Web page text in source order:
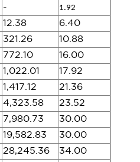
-
1.92
12.38
6.40
321.26
10.88
772.10
16.00
1,022.01
17.92
1,417.12
21.36
4,323.58
23.52
7,980.73
30.00
19,582.83
30.00
28,245.36 34.00